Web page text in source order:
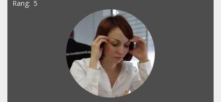
Rang 5